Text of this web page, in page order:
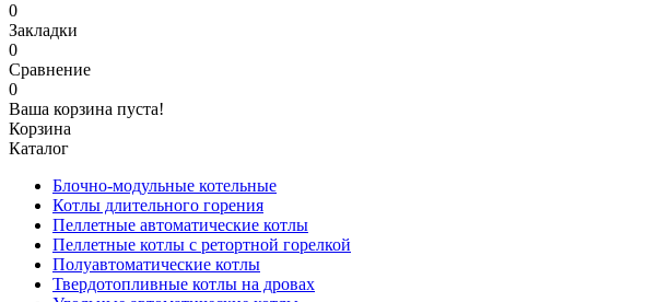
0
Закладки
0
Сравнение
0
Ваша корзина пуста!
Корзина
Каталог
Блочно-модульные котельные
Котлы длительного горения
Пеллетные автоматические котлы
Пеллетные котлы с ретортной горелкой
Полуавтоматические котлы
Твердотопливные котлы на дровах